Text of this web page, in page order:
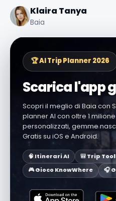
Klaira Tanya
Baia
🏆 AI Trip Planner 2026
Scarica l'app
Scopri il meglio di Baia con
planner AI con oltre 1
personalizzati, gemme
Gratis su iOS e Android.
🧠 Itinerari AI
🎒 Trip
🎮 Gioco KnowWhere
🎧